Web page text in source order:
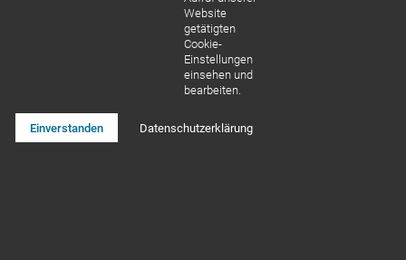
Website
getätigten
Cookie-
Einstellungen
einsehen und
bearbeiten.
Einverstanden Datenschutzerklärung